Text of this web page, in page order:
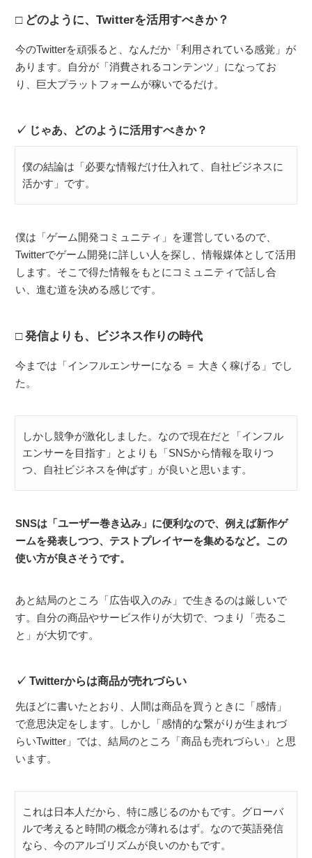
どのように、Twitterを活用すべきか？
今のTwitterを頑張ると、なんだか「利用されている感覚」が
あります。自分が「消費されるコンテンツ」になってお
り、巨大プラットフォームが稼いでるだけ。
じゃあ、どのように活用すべきか？
僕の結論は「必要な情報だけ仕入れて、自社ビジネスに
活かす」です。
僕は「ゲーム開発コミュニティ」を運営しているので、
Twitterでゲーム開発に詳しい人を探し、情報媒体として活用
します。そこで得た情報をもとにコミュニティで話し合
い、進む道を決める感じです。
発信よりも、ビジネス作りの時代
今までは「インフルエンサーになる ＝ 大きく稼げる」でし
た。
しかし競争が激化しました。なので現在だと「インフル
エンサーを目指す」とよりも「SNSから情報を取りつ
つ、自社ビジネスを伸ばす」が良いと思います。
SNSは「ユーザー巻き込み」に便利なので、例えば新作ゲ
ームを発表しつつ、テストプレイヤーを集めるなど。この
使い方が良さそうです。
あと結局のところ「広告収入のみ」で生きるのは厳しいで
す。自分の商品やサービス作りが大切で、つまり「売るこ
と」が大切です。
Twitterからは商品が売れづらい
先ほどに書いたとおり、人間は商品を買うときに「感情」
で意思決定をします。しかし「感情的な繋がりが生まれづ
らいTwitter」では、結局のところ「商品も売れづらい」と思
います。
これは日本人だから、特に感じるのかもです。グローバ
ルで考えると時間の概念が薄れるはず。なので英語発信
なら、今のアルゴリズムが良いのかもです。